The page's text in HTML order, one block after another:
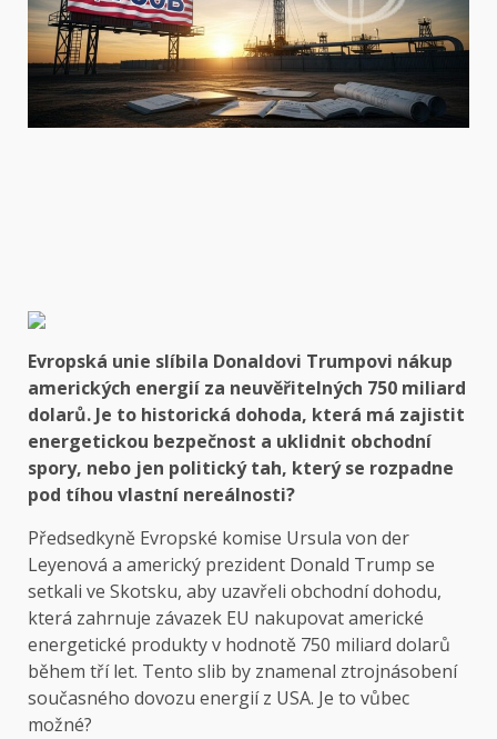
Evropská unie slíbila Donaldovi Trumpovi nákup
amerických energií za neuvěřitelných 750 miliard
dolarů. Je to historická dohoda, která má zajistit
energetickou bezpečnost a uklidnit obchodní
spory, nebo jen politický tah, který se rozpadne
pod tíhou vlastní nereálnosti?
Předsedkyně Evropské komise Ursula von der
Leyenová a americký prezident Donald Trump se
setkali ve Skotsku, aby uzavřeli obchodní dohodu,
která zahrnuje závazek EU nakupovat americké
energetické produkty v hodnotě 750 miliard dolarů
během tří let. Tento slib by znamenal ztrojnásobení
současného dovozu energií z USA. Je to vůbec
možné?